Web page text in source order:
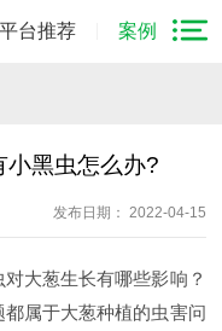
平台推荐 案例
小黑虫怎么办?
发布日期： 2022-04-15
大葱生长有哪些影响？
属于大葱种植的虫害问